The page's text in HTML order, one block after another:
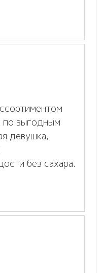
по выгодным
девушка,
без сахара.